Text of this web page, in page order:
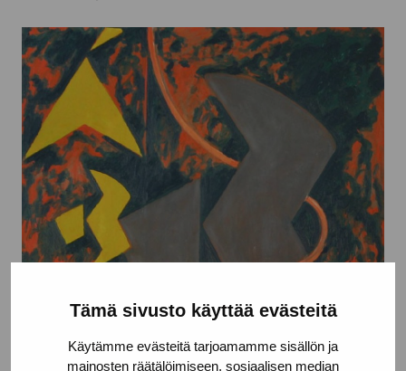
Tämä sivusto käyttää evästeitä
Käytämme evästeitä tarjoamamme sisällön ja
mainosten räätälöimiseen, sosiaalisen median